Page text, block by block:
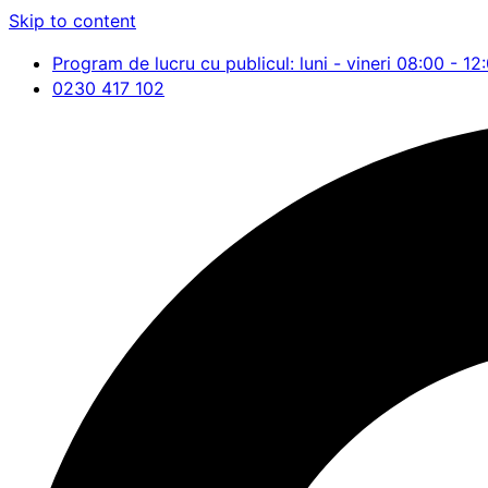
Skip to content
Program de lucru cu publicul: luni - vineri 08:00 -
0230 417 102